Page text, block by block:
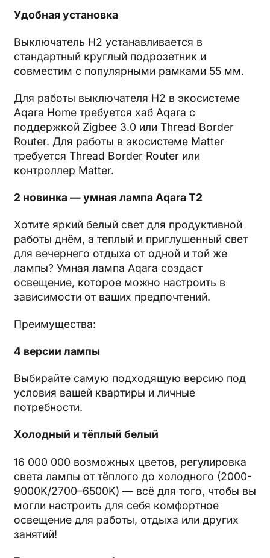
Удобная установка
Выключатель H2 устанавливается в
стандартный круглый подрозетник и
совместим с популярными рамками 55 мм.
Для работы выключателя H2 в экосистеме
Aqara Home требуется хаб Aqara с
поддержкой Zigbee 3.0 или Thread Border
Router. Для работы в экосистеме Matter
требуется Thread Border Router или
контроллер Matter.
2 новинка — умная лампа Aqara T2
Хотите яркий белый свет для продуктивной
работы днём, а теплый и приглушенный свет
для вечернего отдыха от одной и той же
лампы? Умная лампа Aqara создаст
освещение, которое можно настроить в
зависимости от ваших предпочтений.
Преимущества:
4 версии лампы
Выбирайте самую подходящую версию под
условия вашей квартиры и личные
потребности.
Холодный и тёплый белый
16 000 000 возможных цветов, регулировка
света лампы от тёплого до холодного (2000-
9000K/2700–6500K) — всё для того, чтобы вы
могли настроить для себя комфортное
освещение для работы, отдыха или других
занятий!